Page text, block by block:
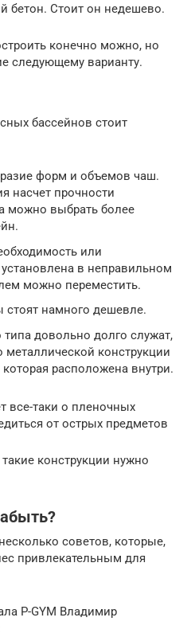
бетон. Стоит он недешево.
конечно можно, но
следующему варианту.
бассейнов стоит
форм и объемов чаш.
насчет прочности
можно выбрать более
или
в неправильном
можно переместить.
намного дешевле.
типа довольно долго служат,
металлической конструкции
расположена внутри.
все-таки о пленочных
от острых предметов
конструкции нужно
советов, которые,
привлекательным для
P-GYM Владимир